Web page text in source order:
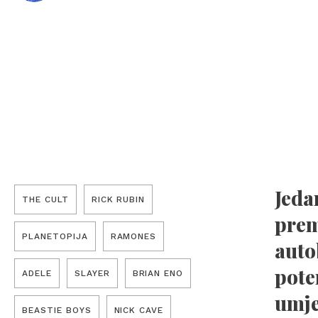
THE CULT RICK RUBIN
PLANETOPIJA RAMONES
ADELE SLAYER BRIAN ENO
BEASTIE BOYS NICK CAVE